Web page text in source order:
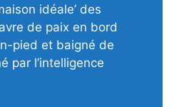
idéale’ des
de paix en bord
pied et baigné de
par l’intelligence